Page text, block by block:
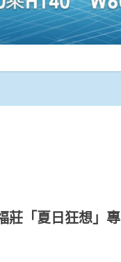
莊「夏日狂想」專